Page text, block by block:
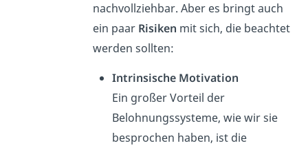
nachvollziehbar. Aber es bringt auch
ein paar Risiken mit sich, die beachtet
werden sollten:
Intrinsische Motivation
Ein großer Vorteil der
Belohnungssysteme, wie wir sie
besprochen haben, ist die